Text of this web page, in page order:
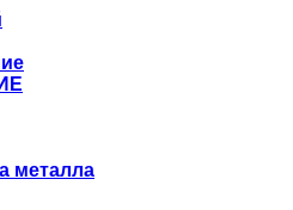
металла